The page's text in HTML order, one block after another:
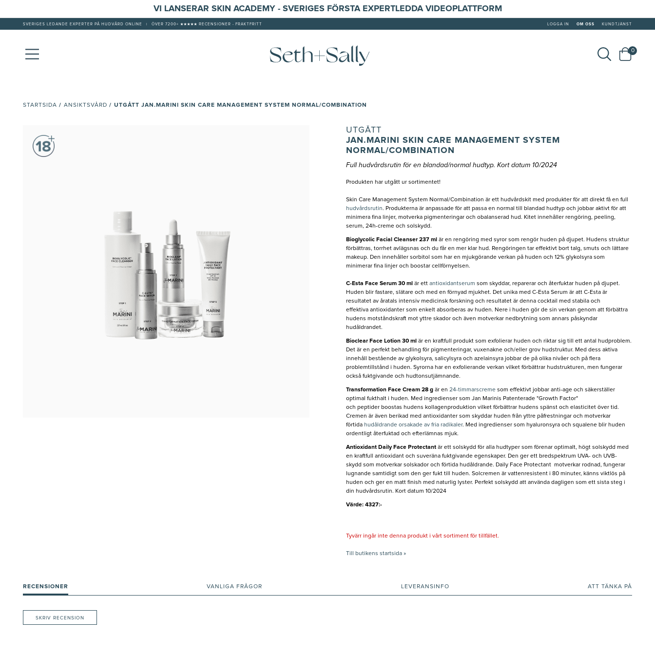
VI LANSERAR SKIN ACADEMY - SVERIGES FÖRSTA EXPERTLEDDA VIDEOPLATTFORM
SVERIGES LEDANDE EXPERTER PÅ HUDVÅRD ONLINE ÖVER 7200+ ★★★★★ RECENSIONER - FRAKTFRITT LOGGA IN OM OSS KUNDTJÄNST
0
STARTSIDA / ANSIKTSVÅRD / UTGÅTT JAN.MARINI SKIN CARE MANAGEMENT SYSTEM NORMAL/COMBINATION
UTGÅTT
JAN.MARINI SKIN CARE MANAGEMENT SYSTEM
NORMAL/COMBINATION
Full hudvårdsrutin för en blandad/normal hudtyp. Kort datum 10/2024
Produkten har utgått ur sortimentet!
Skin Care Management System Normal/Combination är ett hudvårdskit med produkter för att direkt få en full
hudvårdsrutin. Produkterna är anpassade för att passa en normal till blandad hudtyp och jobbar aktivt för att
minimera fina linjer, motverka pigmenteringar och obalanserad hud. Kitet innehåller rengöring, peeling,
serum, 24h-creme och solskydd.
Bioglycolic Facial Cleanser 237 ml är en rengöring med syror som rengör huden på djupet. Hudens struktur
förbättras, torrhet avlägsnas och du får en mer klar hud. Rengöringen tar effektivt bort talg, smuts och lättare
makeup. Den innehåller sorbitol som har en mjukgörande verkan på huden och 12% glykolsyra som
minimerar fina linjer och boostar cellförnyelsen.
C-Esta Face Serum 30 ml är ett antioxidantserum som skyddar, reparerar och återfuktar huden på djupet.
Huden blir fastare, slätare och med en förnyad mjukhet. Det unika med C-Esta Serum är att C-Esta är
resultatet av åratals intensiv medicinsk forskning och resultatet är denna cocktail med stabila och
effektiva antioxidanter som enkelt absorberas av huden. Nere i huden gör de sin verkan genom att förbättra
hudens motståndskraft mot yttre skador och även motverkar nedbrytning som annars påskyndar
hudåldrandet.
Bioclear Face Lotion 30 ml är en kraftfull produkt som exfolierar huden och riktar sig till ett antal hudproblem.
Det är en perfekt behandling för pigmenteringar, vuxenakne och/eller grov hudstruktur. Med dess aktiva
innehåll bestående av glykolsyra, salicylsyra och azelainsyra jobbar de på olika nivåer och på flera
problemtillstånd i huden. Syrorna har en exfolierande verkan vilket förbättrar hudstrukturen, men fungerar
också fuktgivande och hudtonsutjämnande.
Transformation Face Cream 28 g är en 24-timmarscremesom effektivt jobbar anti-age och säkerställer
optimal fukthalt i huden. Med ingredienser som Jan Marinis Patenterade "Growth Factor"
och peptider boostas hudens kollagenproduktion vilket förbättrar hudens spänst och elasticitet över tid.
Cremen är även berikad med antioxidanter som skyddar huden från yttre påfrestningar och motverkar
förtida hudåldrande orsakade av fria radikaler. Med ingredienser som hyaluronsyra och squalene blir huden
ordentligt återfuktad och efterlämnas mjuk.
Antioxidant Daily Face Protectantär ett solskydd för alla hudtyper som förenar optimalt, högt solskydd med
en kraftfull antioxidant och suveräna fuktgivande egenskaper. Den ger ett bredspektrum UVA- och UVB-
skydd som motverkar solskador och förtida hudåldrande. Daily Face Protectant motverkar rodnad, fungerar
lugnande samtidigt som den ger fukt till huden. Solcremen är vattenresistent i 80 minuter, känns viktlös på
huden och ger en matt finish med naturlig lyster. Perfekt solskydd att använda dagligen som ett sista steg i
din hudvårdsrutin. Kort datum 10/2024
Värde: 4327:-
Tyvärr ingår inte denna produkt i vårt sortiment för tillfället.
Till butikens startsida »
RECENSIONER VANLIGA FRÅGOR LEVERANSINFO ATT TÄNKA PÅ
SKRIV RECENSION